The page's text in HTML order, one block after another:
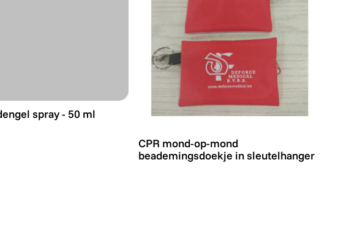
spray - 50 ml
spray - 50 ml
CPR mond-op-mond beademingsdoekje
CPR mond-op-mond
beademingsdoekje in sleutelhanger